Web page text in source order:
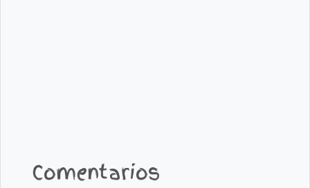
Comentarios